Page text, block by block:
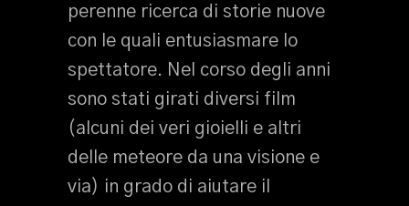
perenne ricerca di storie nuove
con le quali entusiasmare lo
spettatore. Nel corso degli anni
sono stati girati diversi film
(alcuni dei veri gioielli e altri
delle meteore da una visione e
via) in grado di aiutare il